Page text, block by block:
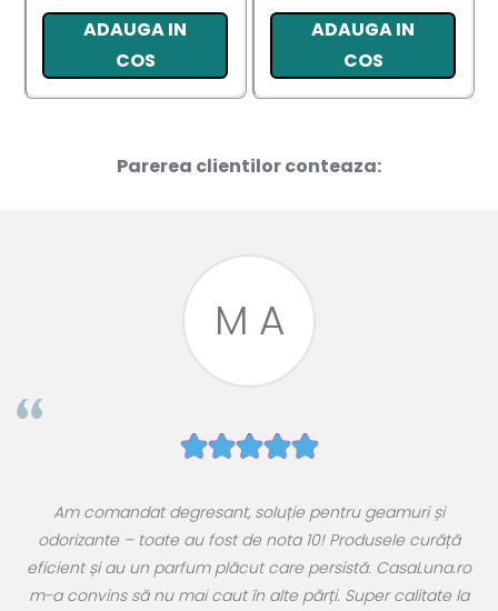
ADAUGA IN
COS
ADAUGA IN
COS
Parerea clientilor conteaza:
M A
Am comandat degresant, soluție pentru geamuri și
odorizante – toate au fost de nota 10! Produsele curăță
eficient și au un parfum plăcut care persistă. CasaLuna.ro
m-a convins să nu mai caut în alte părți. Super calitate la